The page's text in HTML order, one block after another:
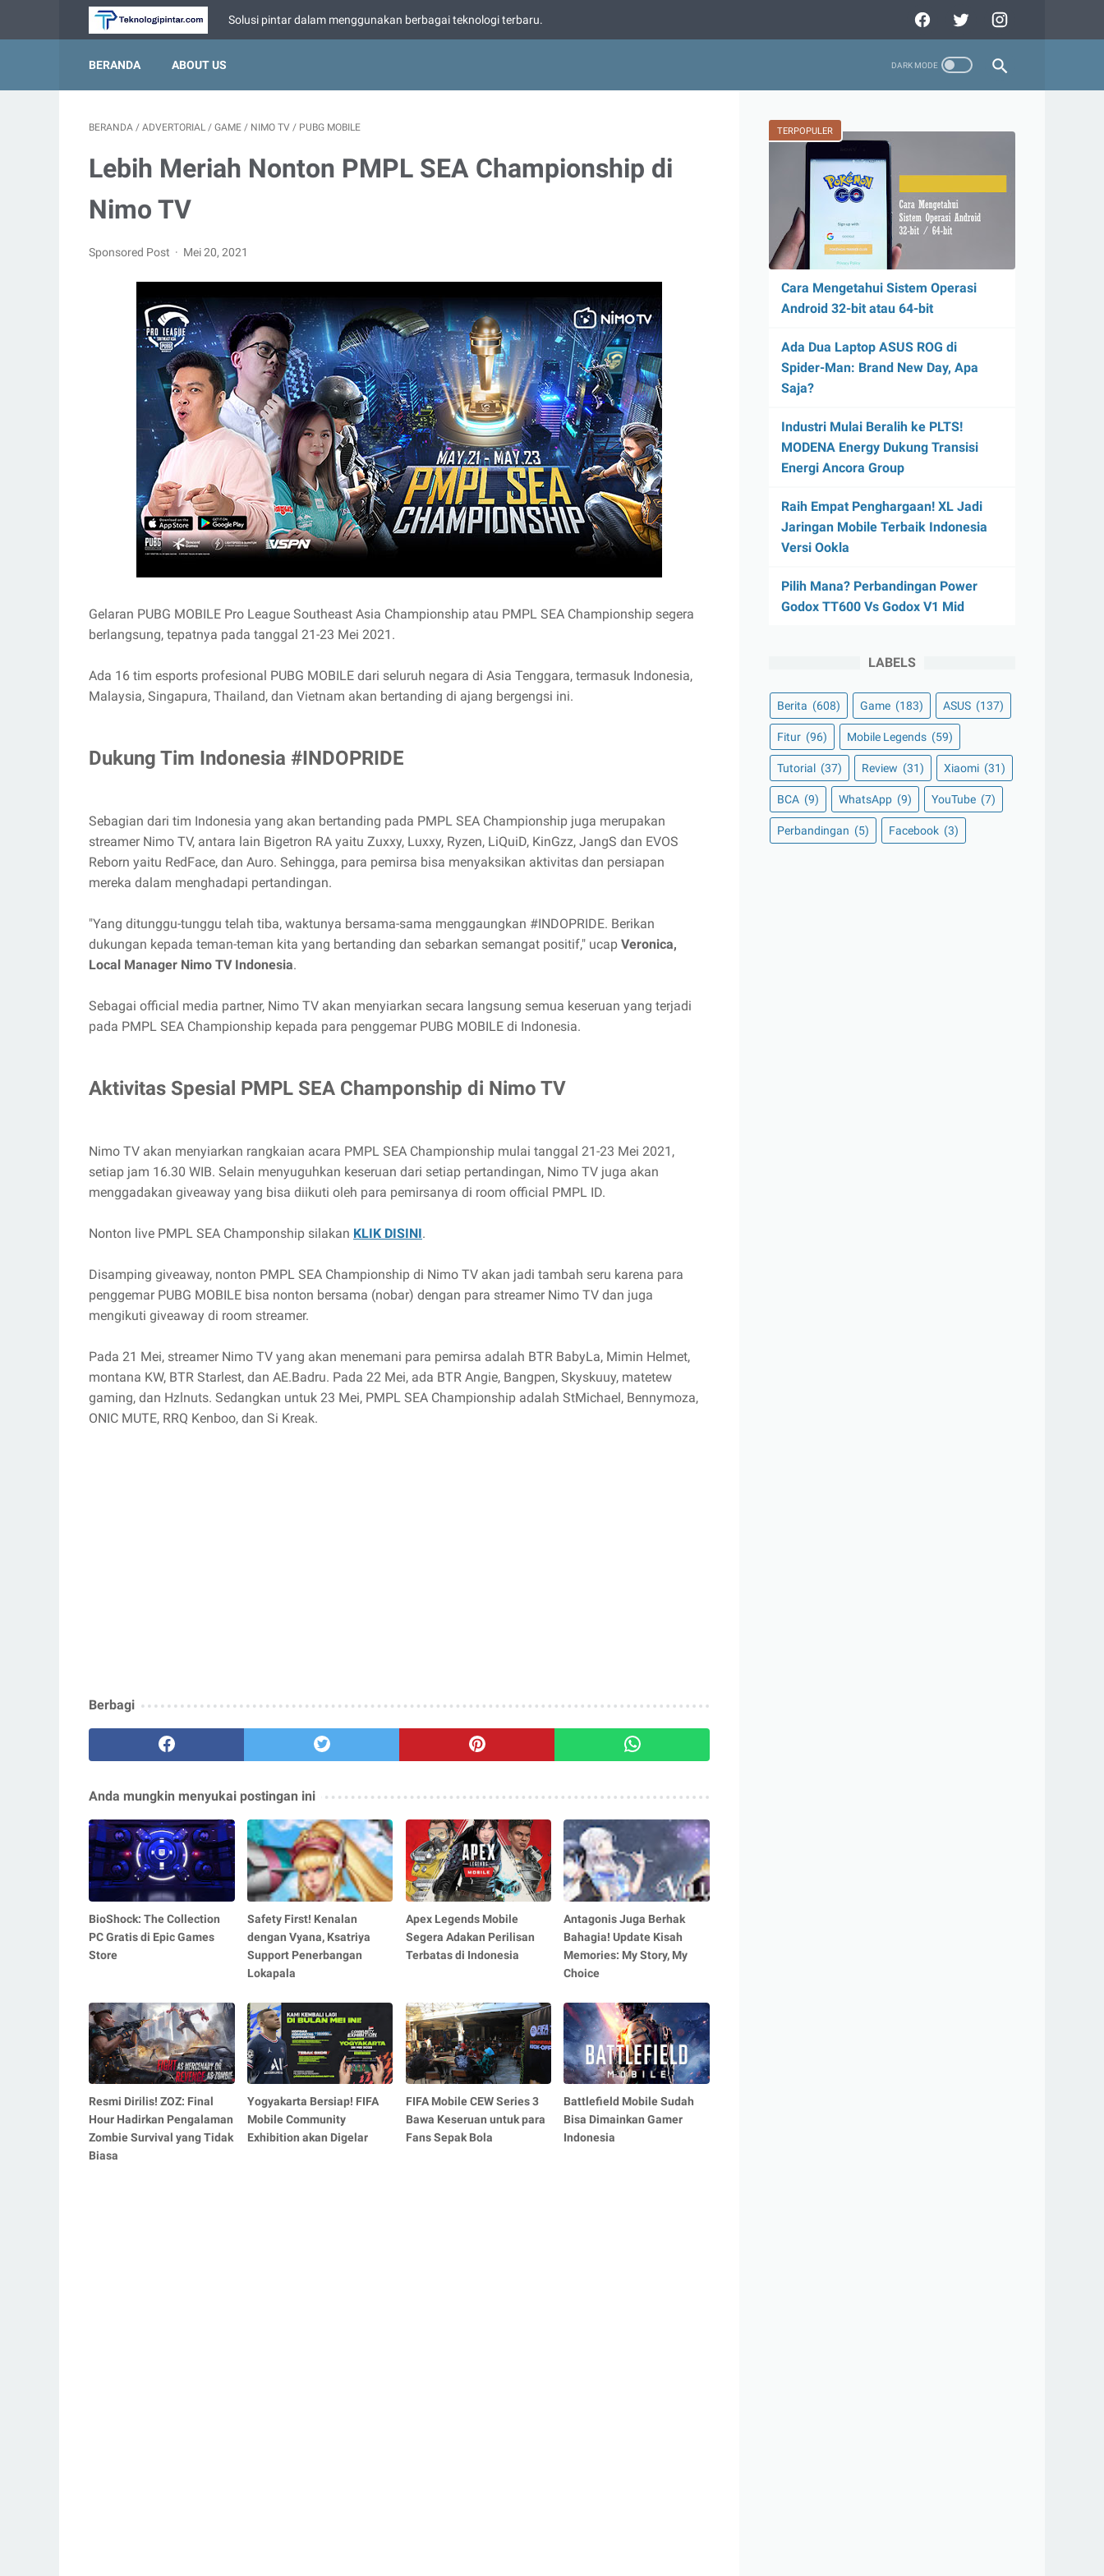
Solusi pintar dalam menggunakan berbagai teknologi terbaru.
BERANDA ABOUT US
BERANDA / ADVERTORIAL / GAME / NIMO TV / PUBG MOBILE
Lebih Meriah Nonton PMPL SEA Championship di
Nimo TV
Sponsored Post Mei 20, 2021
Gelaran PUBG MOBILE Pro League Southeast Asia Championship atau PMPL SEA Championship segera
berlangsung, tepatnya pada tanggal 21-23 Mei 2021.
Ada 16 tim esports profesional PUBG MOBILE dari seluruh negara di Asia Tenggara, termasuk Indonesia,
Malaysia, Singapura, Thailand, dan Vietnam akan bertanding di ajang bergengsi ini.
Dukung Tim Indonesia #INDOPRIDE
Sebagian dari tim Indonesia yang akan bertanding pada PMPL SEA Championship juga merupakan
streamer Nimo TV, antara lain Bigetron RA yaitu Zuxxy, Luxxy, Ryzen, LiQuiD, KinGzz, JangS dan EVOS
Reborn yaitu RedFace, dan Auro. Sehingga, para pemirsa bisa menyaksikan aktivitas dan persiapan
mereka dalam menghadapi pertandingan.
"Yang ditunggu-tunggu telah tiba, waktunya bersama-sama menggaungkan #INDOPRIDE. Berikan
dukungan kepada teman-teman kita yang bertanding dan sebarkan semangat positif," ucap Veronica,
Local Manager Nimo TV Indonesia.
Sebagai official media partner, Nimo TV akan menyiarkan secara langsung semua keseruan yang terjadi
pada PMPL SEA Championship kepada para penggemar PUBG MOBILE di Indonesia.
Aktivitas Spesial PMPL SEA Champonship di Nimo TV
Nimo TV akan menyiarkan rangkaian acara PMPL SEA Championship mulai tanggal 21-23 Mei 2021,
setiap jam 16.30 WIB. Selain menyuguhkan keseruan dari setiap pertandingan, Nimo TV juga akan
menggadakan giveaway yang bisa diikuti oleh para pemirsanya di room official PMPL ID.
Nonton live PMPL SEA Champonship silakan KLIK DISINI.
Disamping giveaway, nonton PMPL SEA Championship di Nimo TV akan jadi tambah seru karena para
penggemar PUBG MOBILE bisa nonton bersama (nobar) dengan para streamer Nimo TV dan juga
mengikuti giveaway di room streamer.
Pada 21 Mei, streamer Nimo TV yang akan menemani para pemirsa adalah BTR BabyLa, Mimin Helmet,
montana KW, BTR Starlest, dan AE.Badru. Pada 22 Mei, ada BTR Angie, Bangpen, Skyskuuy, matetew
gaming, dan Hzlnuts. Sedangkan untuk 23 Mei, PMPL SEA Championship adalah StMichael, Bennymoza,
ONIC MUTE, RRQ Kenboo, dan Si Kreak.
Berbagi
Anda mungkin menyukai postingan ini
BioShock: The Collection
PC Gratis di Epic Games
Store
Safety First! Kenalan
dengan Vyana, Ksatriya
Support Penerbangan
Lokapala
Apex Legends Mobile
Segera Adakan Perilisan
Terbatas di Indonesia
Antagonis Juga Berhak
Bahagia! Update Kisah
Memories: My Story, My
Choice
Resmi Dirilis! ZOZ: Final
Hour Hadirkan Pengalaman
Zombie Survival yang Tidak
Biasa
Yogyakarta Bersiap! FIFA
Mobile Community
Exhibition akan Digelar
FIFA Mobile CEW Series 3
Bawa Keseruan untuk para
Fans Sepak Bola
Battlefield Mobile Sudah
Bisa Dimainkan Gamer
Indonesia
TERPOPULER
Cara Mengetahui Sistem Operasi
Android 32-bit atau 64-bit
Ada Dua Laptop ASUS ROG di
Spider-Man: Brand New Day, Apa
Saja?
Industri Mulai Beralih ke PLTS!
MODENA Energy Dukung Transisi
Energi Ancora Group
Raih Empat Penghargaan! XL Jadi
Jaringan Mobile Terbaik Indonesia
Versi Ookla
Pilih Mana? Perbandingan Power
Godox TT600 Vs Godox V1 Mid
LABELS
Berita (608) Game (183) ASUS (137)
Fitur (96) Mobile Legends (59)
Tutorial (37) Review (31) Xiaomi (31)
BCA (9) WhatsApp (9) YouTube (7)
Perbandingan (5) Facebook (3)